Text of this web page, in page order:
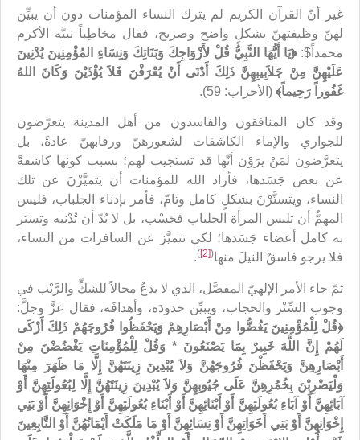
غير أنّ القرآن الكريم لم يترك النساء المؤمنات دون أن يبيِّن
لهنّ وظيفتهنّ بشكلٍ واضح وصريح، فقال مخاطِباً نبيَّه الأكرم
محمداً$:﴿يَا أَيُّهَا النَّبِيُّ قُلْ لأَزْوَاجِكَ وَبَنَاتِكَ وَنِسَاءِ المُؤْمِنِينَ يُدْنِينَ
عَلَيْهِنَّ مِنْ جَلاَبِيبِهِنَّ ذَلِكَ أَدْنَى أَنْ يُعْرَفْنَ فَلاَ يُؤْذَيْنَ وَكَانَ اللهُ
غَفُوراً رَحِيماً﴾ (الأحزاب: 59).
وقد كان المنافقون والفاسدون من أهل المدينة يتعرَّضون
للجواري والإماء الكاشفات لشعورهنّ ورقابهنّ عادةً، بل
يتعرَّضون لمَنْ يرَوْن أنّها قد تستجيب لهم؛ بسبب كونها كاشفةً
عن بعض جَسَدها، فأراد الله للمؤمنات أن يتميَّزْنَ عن تلك
النساء، ويتستَّرْنَ بشكلٍ كامل وتامّ، فأمر بإدناء الجلباب، فليس
المهمُّ أن تلبس المرأة الجلباب فحَسْب، بل لا بُدّ أن تُدْنيه وتستر
به كامل أعضاء جَسَدها؛ لكي تتميَّز عن السافرات من النساء،
فلا يرجو فاسقٌ النيلَ منها(
[2]
)
.
ثمّ جاء الأمر الإلهيّ المفصَّل، الذي لا يدَعُ مجالاً للشكِّ والرَّيْب في
وجوب السِّتْر والحجاب، ويبيِّن حدودَه، وأهدافَه، فقال عزَّ وجلَّ:
﴿قُلْ لِلْمُؤْمِنِينَ يَغُضُّوا مِنْ أَبْصَارِهِمْ وَيَحْفَظُوا فُرُوجَهُمْ ذَلِكَ أَزْكَى
لَهُمْ إِنَّ اللَّهَ خَبِيرٌ بِمَا يَصْنَعُونَ * وَقُلْ لِلْمُؤْمِنَاتِ يَغْضُضْنَ مِنْ
أَبْصَارِهِنَّ وَيَحْفَظْنَ فُرُوجَهُنَّ وَلاَ يُبْدِينَ زِينَتَهُنَّ إِلَّا مَا ظَهَرَ مِنْهَا
وَلْيَضْرِبْنَ بِخُمُرِهِنَّ عَلَى جُيُوبِهِنَّ وَلاَ يُبْدِينَ زِينَتَهُنَّ إِلَّا لِبُعُولَتِهِنَّ أَوْ
آبَائِهِنَّ أَوْ آبَاءِ بُعُولَتِهِنَّ أَوْ أَبْنَائِهِنَّ أَوْ أَبْنَاءِ بُعُولَتِهِنَّ أَوْ إِخْوَانِهِنَّ أَوْ بَنِي
إِخْوَانِهِنَّ أَوْ بَنِي أَخَوَاتِهِنَّ أَوْ نِسَائِهِنَّ أَوْ مَا مَلَكَتْ أَيْمَانُهُنَّ أَوْ التَّابِعِينَ